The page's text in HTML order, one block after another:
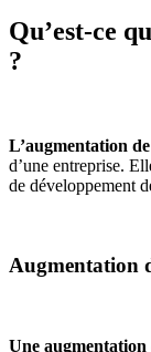
Qu’est-ce
?
L’augmentation
d’une entreprise.
de développement
Augmentation
Une augmentation